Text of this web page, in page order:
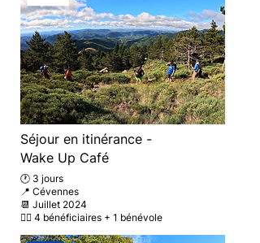
Séjour en itinérance -
Wake Up Café
🕐 3 jours
📍 Cévennes
📆 Juillet 2024
🚶‍♂️ 4 bénéficiaires + 1 bénévole